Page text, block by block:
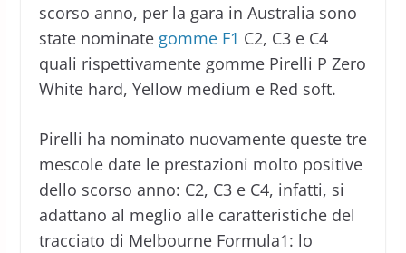
scorso anno, per la gara in Australia sono
state nominate gomme F1 C2, C3 e C4
quali rispettivamente gomme Pirelli P Zero
White hard, Yellow medium e Red soft.
Pirelli ha nominato nuovamente queste tre
mescole date le prestazioni molto positive
dello scorso anno: C2, C3 e C4, infatti, si
adattano al meglio alle caratteristiche del
tracciato di Melbourne Formula1: lo